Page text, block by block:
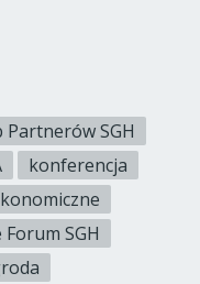
Partnerów SGH
konferencja
SGH